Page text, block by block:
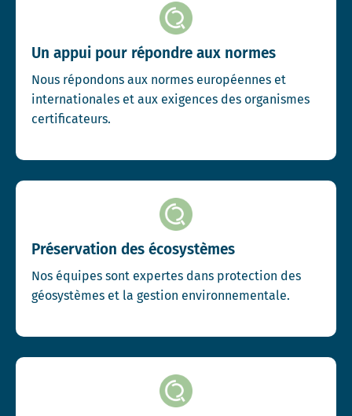
Un appui pour répondre aux normes
Nous répondons aux normes européennes et
internationales et aux exigences des organismes
certificateurs.
Préservation des écosystèmes
Nos équipes sont expertes dans protection des
géosystèmes et la gestion environnementale.